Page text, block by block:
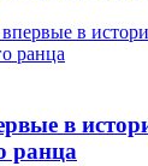
в
ранца